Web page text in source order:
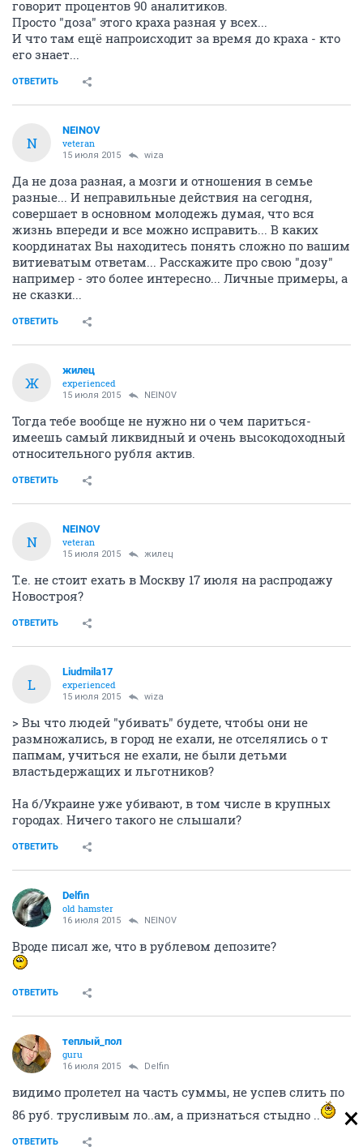
говорит процентов 90 аналитиков.
Просто "доза" этого краха разная у всех...
И что там ещё напроисходит за время до краха - кто
его знает...
ОТВЕТИТЬ
N
NEINOV
veteran
15 июля 2015 wiza
Да не доза разная, а мозги и отношения в семье
разные... И неправильные действия на сегодня,
совершает в основном молодежь думая, что вся
жизнь впереди и все можно исправить... В каких
координатах Вы находитесь понять сложно по вашим
витиеватым ответам... Расскажите про свою "дозу"
например - это более интересно... Личные примеры, а
не сказки...
ОТВЕТИТЬ
Ж
жилец
experienced
15 июля 2015 NEINOV
Тогда тебе вообще не нужно ни о чем париться-
имеешь самый ликвидный и очень высокодоходный
относительного рубля актив.
ОТВЕТИТЬ
N
NEINOV
veteran
15 июля 2015 жилец
Т.е. не стоит ехать в Москву 17 июля на распродажу
Новостроя?
ОТВЕТИТЬ
L
Liudmila17
experienced
15 июля 2015 wiza
> Вы что людей "убивать" будете, чтобы они не
размножались, в город не ехали, не отселялись о т
папмам, учиться не ехали, не были детьми
властьдержащих и льготников?
На б/Украине уже убивают, в том числе в крупных
городах. Ничего такого не слышали?
ОТВЕТИТЬ
Delfin
old hamster
16 июля 2015 NEINOV
Вроде писал же, что в рублевом депозите?
ОТВЕТИТЬ
теплый_пол
guru
16 июля 2015 Delfin
видимо пролетел на часть суммы, не успев слить по
86 руб. трусливым ло..ам, а признаться стыдно ..
ОТВЕТИТЬ